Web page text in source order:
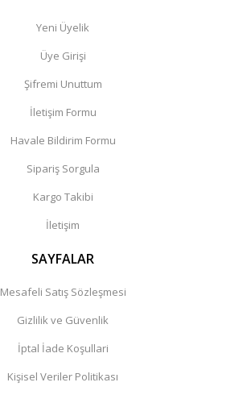
Yeni Üyelik
Üye Girişi
Şifremi Unuttum
İletişim Formu
Havale Bildirim Formu
Sipariş Sorgula
Kargo Takibi
İletişim
SAYFALAR
Mesafeli Satış Sözleşmesi
Gizlilik ve Güvenlik
İptal İade Koşullari
Kişisel Veriler Politikası